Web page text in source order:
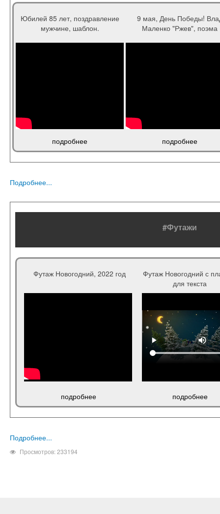
Юбилей 85 лет, поздравление
мужчине, шаблон.
9 мая, День Победы!
Маленко "Ржев", поэма
подробнее подробнее
Подробнее...
#Футажи
Футаж Новогодний, 2022 год
Футаж Новогодний с
для текста
подробнее подробнее
Подробнее...
Просмотров: 233194